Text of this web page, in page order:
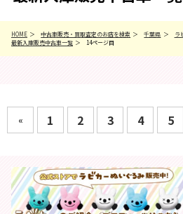
HOME 中古車販売・買取査定のお店を検索 千葉県
ラ
最新入庫販売中古車一覧
14ページ目
« 1 2 3 4 5